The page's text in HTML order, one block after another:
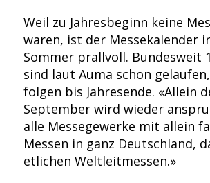
Weil zu Jahresbeginn keine
waren, ist der Messekalender
Sommer prallvoll. Bundesweit
sind laut Auma schon
folgen bis Jahresende. «Allein
September wird wieder
alle Messegewerke mit allein
Messen in ganz Deutschland,
etlichen Weltleitmessen.»